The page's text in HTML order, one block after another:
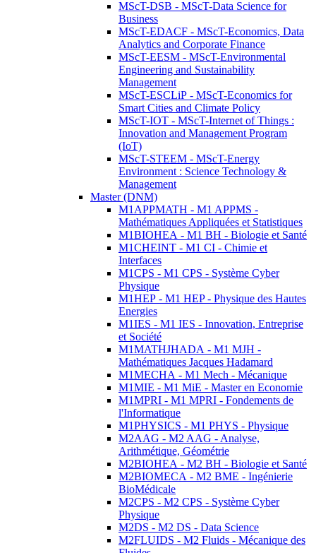
MScT-DSB - MScT-Data Science for
Business
MScT-EDACF - MScT-Economics, Data
Analytics and Corporate Finance
MScT-EESM - MScT-Environmental
Engineering and Sustainability
Management
MScT-ESCLiP - MScT-Economics for
Smart Cities and Climate Policy
MScT-IOT - MScT-Internet of Things :
Innovation and Management Program
(IoT)
MScT-STEEM - MScT-Energy
Environment : Science Technology &
Management
Master (DNM)
M1APPMATH - M1 APPMS -
Mathématiques Appliquées et Statistiques
M1BIOHEA - M1 BH - Biologie et Santé
M1CHEINT - M1 CI - Chimie et
Interfaces
M1CPS - M1 CPS - Système Cyber
Physique
M1HEP - M1 HEP - Physique des Hautes
Energies
M1IES - M1 IES - Innovation, Entreprise
et Société
M1MATHJHADA - M1 MJH -
Mathématiques Jacques Hadamard
M1MECHA - M1 Mech - Mécanique
M1MIE - M1 MiE - Master en Economie
M1MPRI - M1 MPRI - Fondements de
l'Informatique
M1PHYSICS - M1 PHYS - Physique
M2AAG - M2 AAG - Analyse,
Arithmétique, Géométrie
M2BIOHEA - M2 BH - Biologie et Santé
M2BIOMECA - M2 BME - Ingénierie
BioMédicale
M2CPS - M2 CPS - Système Cyber
Physique
M2DS - M2 DS - Data Science
M2FLUIDS - M2 Fluids - Mécanique des